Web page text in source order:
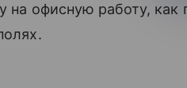
на офисную работу, как